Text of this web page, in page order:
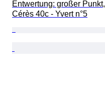
Entwertung: großer Punkt,
Cérès 40c - Yvert n°5